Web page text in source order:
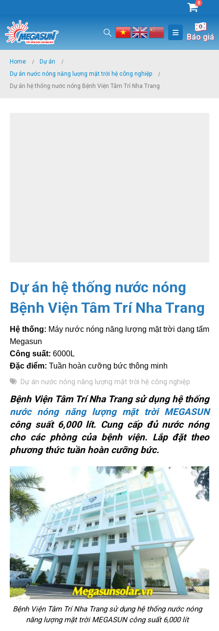
0
Báo giá
Home
Dự án
Dự án nước nóng năng lượng mặt trời hệ công nghiệp
Dự án hệ thống nước nóng Bệnh Viện Tâm Trí Nha Trang
Dự án hệ thống nước nóng
Bệnh Viện Tâm Trí Nha Trang
Hệ thống: Máy nước nóng năng lượng mặt trời dạng tấm
Megasun
Công suất: 6000L
Đặc điểm: Tuần hoàn cưỡng bức thông minh
Dự án nước nóng năng lượng mặt trời hệ công nghiệp
Bệnh Viện Tâm Trí Nha Trang sử dụng hệ thống
nước nóng năng lượng mặt trời MEGASUN
công suất 6,000 lít. Cung cấp đủ nước nóng
cho các phòng của bệnh viện. Lắp đặt theo
phương thức tuần hoàn cưỡng bức.
Bệnh Viện Tâm Trí Nha Trang sử dụng hệ thống nước nóng
năng lượng mặt trời MEGASUN công suất 6,000 lít